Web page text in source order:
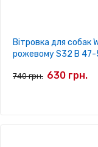
Вітровка для собак
рожевому S32 В
740 грн. 630 грн.